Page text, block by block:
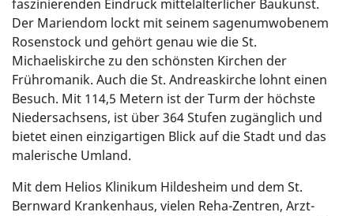
faszinierenden Eindruck mittelalterlicher Baukunst.
Der Mariendom lockt mit seinem sagenumwobenem
Rosenstock und gehört genau wie die St.
Michaeliskirche zu den schönsten Kirchen der
Frühromanik. Auch die St. Andreaskirche lohnt einen
Besuch. Mit 114,5 Metern ist der Turm der höchste
Niedersachsens, ist über 364 Stufen zugänglich und
bietet einen einzigartigen Blick auf die Stadt und das
malerische Umland.
Mit dem Helios Klinikum Hildesheim und dem St.
Bernward Krankenhaus, vielen Reha-Zentren, Arzt-